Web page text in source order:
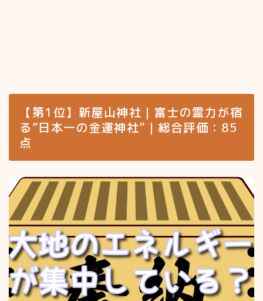
【第1位】新屋山神社｜富士の霊力が宿
る”日本一の金運神社”｜総合評価：85
点